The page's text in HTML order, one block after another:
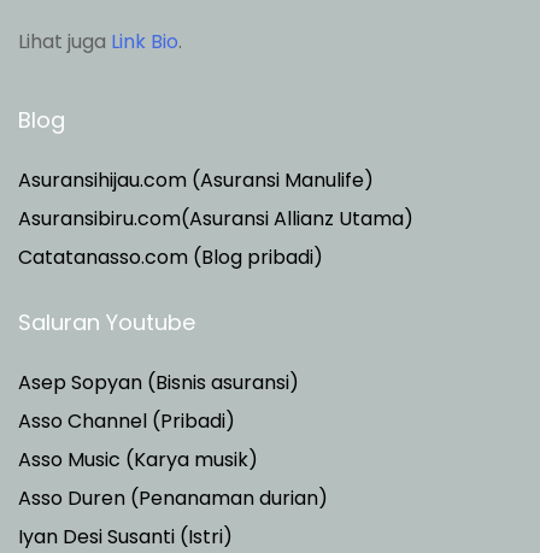
Lihat juga Link Bio.
Blog
Asuransihijau.com (Asuransi Manulife)
Asuransibiru.com(Asuransi Allianz Utama)
Catatanasso.com (Blog pribadi)
Saluran Youtube
Asep Sopyan (Bisnis asuransi)
Asso Channel (Pribadi)
Asso Music (Karya musik)
Asso Duren (Penanaman durian)
Iyan Desi Susanti (Istri)